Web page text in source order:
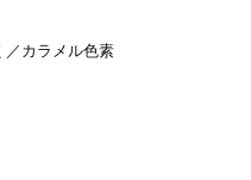
／カラメル色素